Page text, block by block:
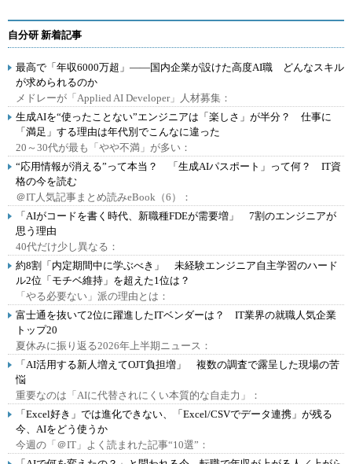
自分研 新着記事
最高で「年収6000万超」――国内企業が設けた高度AI職 どんなスキル
が求められるのか
メドレーが「Applied AI Developer」人材募集：
生成AIを“使ったことない”エンジニアは「楽しさ」が半分？ 仕事に
「満足」する理由は年代別でこんなに違った
20～30代が最も「やや不満」が多い：
“応用情報が消える”って本当？ 「生成AIパスポート」って何？ IT資
格の今を読む
＠IT人気記事まとめ読みeBook（6）：
「AIがコードを書く時代、新職種FDEが需要増」 7割のエンジニアが
思う理由
40代だけ少し異なる：
約8割「内定期間中に学ぶべき」 未経験エンジニア自主学習のハード
ル2位「モチベ維持」を超えた1位は？
「やる必要ない」派の理由とは：
富士通を抜いて2位に躍進したITベンダーは？ IT業界の就職人気企業
トップ20
夏休みに振り返る2026年上半期ニュース：
「AI活用する新人増えてOJT負担増」 複数の調査で露呈した現場の苦
悩
重要なのは「AIに代替されにくい本質的な自走力」：
「Excel好き」では進化できない、「Excel/CSVでデータ連携」が残る
今、AIをどう使うか
今週の「＠IT」よく読まれた記事“10選”：